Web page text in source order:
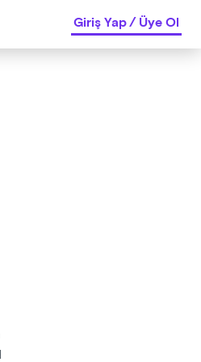
Giriş Yap/Üye Ol